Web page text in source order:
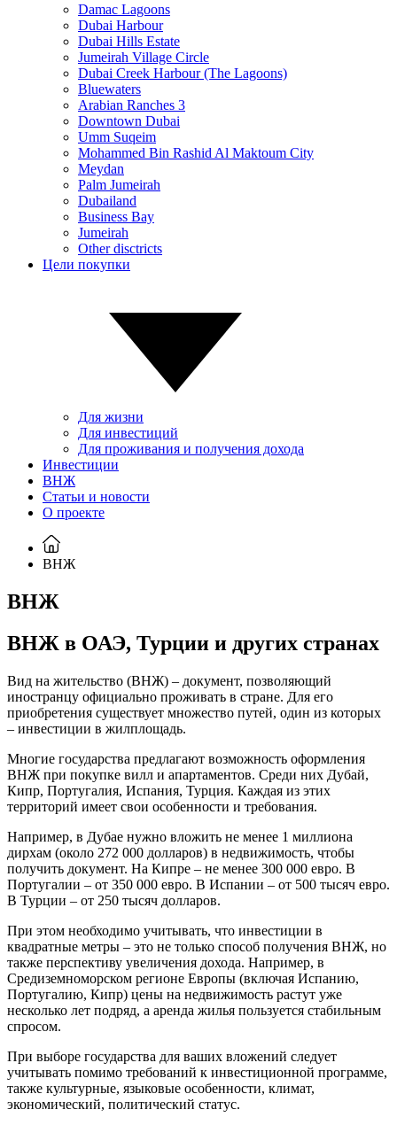
Damac Lagoons
Dubai Harbour
Dubai Hills Estate
Jumeirah Village Circle
Dubai Creek Harbour (The Lagoons)
Bluewaters
Arabian Ranches 3
Downtown Dubai
Umm Suqeim
Mohammed Bin Rashid Al Maktoum City
Meydan
Palm Jumeirah
Dubailand
Business Bay
Jumeirah
Other disctricts
Цели покупки
Для жизни
Для инвестиций
Для проживания и получения дохода
Инвестиции
ВНЖ
Статьи и новости
О проекте
ВНЖ
ВНЖ
ВНЖ в ОАЭ, Турции и других странах
Вид на жительство (ВНЖ) – документ, позволяющий
иностранцу официально проживать в стране. Для его
приобретения существует множество путей, один из которых
– инвестиции в жилплощадь.
Многие государства предлагают возможность оформления
ВНЖ при покупке вилл и апартаментов. Среди них Дубай,
Кипр, Португалия, Испания, Турция. Каждая из этих
территорий имеет свои особенности и требования.
Например, в Дубае нужно вложить не менее 1 миллиона
дирхам (около 272 000 долларов) в недвижимость, чтобы
получить документ. На Кипре – не менее 300 000 евро. В
Португалии – от 350 000 евро. В Испании – от 500 тысяч евро.
В Турции – от 250 тысяч долларов.
При этом необходимо учитывать, что инвестиции в
квадратные метры – это не только способ получения ВНЖ, но
также перспективу увеличения дохода. Например, в
Средиземноморском регионе Европы (включая Испанию,
Португалию, Кипр) цены на недвижимость растут уже
несколько лет подряд, а аренда жилья пользуется стабильным
спросом.
При выборе государства для ваших вложений следует
учитывать помимо требований к инвестиционной программе,
также культурные, языковые особенности, климат,
экономический, политический статус.